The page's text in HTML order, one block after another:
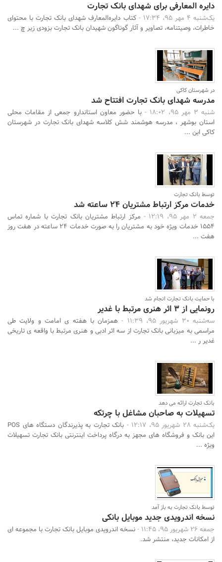
دایره المعارفی برای شهدای بانک تجارت
یک‌شنبه 4 مهر 95، 17:34 -
کتاب دایره‌المعارف شهدای بانک تجارت با محتوای
خاطرات، وصیتنامه، تصاویر و آثار گوناگون شهیدان بانک تجارت بزودی زیر چ ...
در شهرستان کاکی
مدرسه شهدای بانک تجارت افتتاح شد
شنبه 3 مهر 95، 18:02 -
با حضور معاون استاندارو جمعی از مقامات محلی
استان بوشهر ، مدرسه هوشمند شش کلاسه شهدای بانک تجارت در شهرستان
کاکی این ...
توسط بانک تجارت
خدمات مرکز ارتباط مشتریان 24 ساعته شد
جمعه 2 مهر 95، 12:19 -
مرکز ارتباط مشتریان بانک تجارت با شماره تماس
1554 خدمات ویژه خود به مشتریان را به صورت خدمات 24 ساعته در هفت روز
هفت ...
با حمایت بانک تجارت انجام شد
رونمایی از 3 اثر هنری مرتبط با غدیر
سه‌شنبه 30 شهریور 95، 11:39 -
همزمان با هفته ی امامت و ولایت طی
مراسمی به میزبانی بانک تجارت از سه اثر ادبی و هنری مرتبط با واقعه ی تاریخی
غدیر ر ...
بانک تجارت ارائه می دهد
تسهیلات به صاحبان مشاغل با چرتکه
یک‌شنبه 28 شهریور 95، 12:17 -
بانک تجارت به پذیرندگان دستگاه های POS
این بانک و فروشگاه های مجهز به درگاه پرداخت اینترنتی بانک تجارت تسهیلات
ویژه ...
توسط بانک تجارت به باز آمد
نسخه اندرویدی جدید موبایل بانکی
جمعه 26 شهریور 95، 11:45 -
نسخه اندرویدی موبایل بانک تجارت با مجموعه ای
از امکانات جدید، منتشر شد.